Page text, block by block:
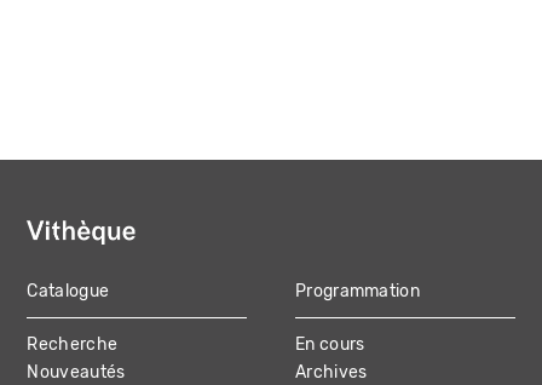
MAIN
NAVIGATION
Catalogue
Recherche
Nouveautés
Programmation
En cours
Archives